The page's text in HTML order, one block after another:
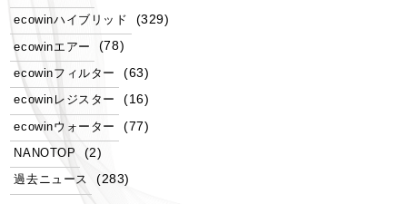
ecowinハイブリッド (329)
ecowinエアー (78)
ecowinフィルター (63)
ecowinレジスター (16)
ecowinウォーター (77)
NANOTOP (2)
過去ニュース (283)